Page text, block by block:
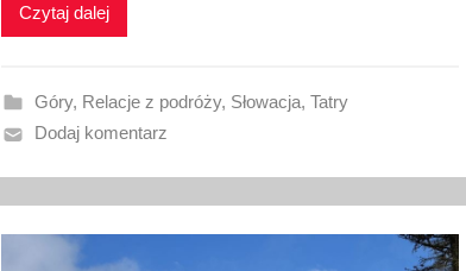
w
n
o
Czytaj dalej
Góry, Relacje z podróży, Słowacja, Tatry
Dodaj komentarz